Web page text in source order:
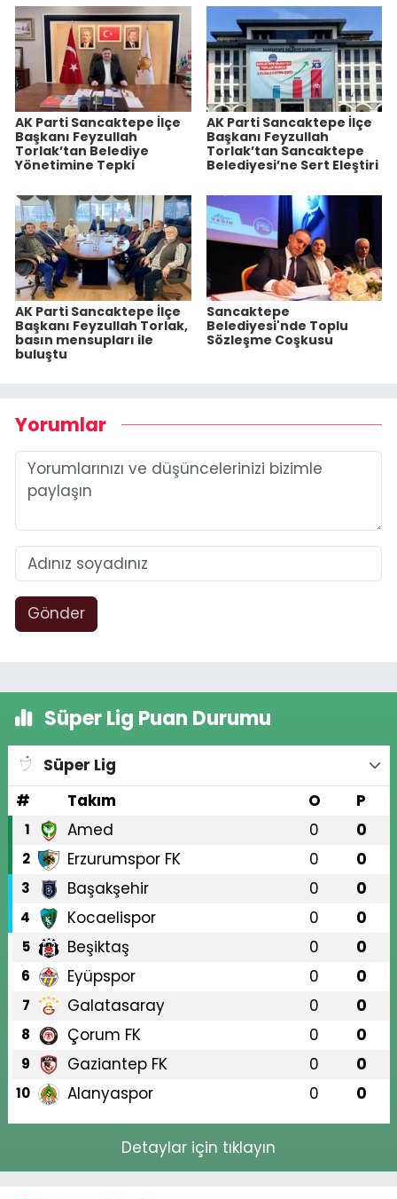
AK Parti Sancaktepe İlçe
Başkanı Feyzullah
Torlak’tan Belediye
Yönetimine Tepki
AK Parti Sancaktepe İlçe
Başkanı Feyzullah
Torlak’tan Sancaktepe
Belediyesi’ne Sert Eleştiri
AK Parti Sancaktepe İlçe
Başkanı Feyzullah Torlak,
basın mensupları ile
buluştu
Sancaktepe
Belediyesi'nde Toplu
Sözleşme Coşkusu
Yorumlar
Gönder
Süper Lig Puan Durumu
Süper Lig
#
Takım O P
1 Amed 0 0
2 Erzurumspor FK 0 0
3 Başakşehir 0 0
4 Kocaelispor 0 0
5 Beşiktaş 0 0
6 Eyüpspor 0 0
7 Galatasaray 0 0
8 Çorum FK 0 0
9 Gaziantep FK 0 0
10 Alanyaspor 0 0
Detaylar için tıklayın